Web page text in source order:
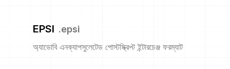
EPSI .epsi
অ্যাডোবি এনক্যাপসুলেটেড পোস্টস্ক্রিপ্ট ইন্টারচেঞ্জ ফরম্যাট